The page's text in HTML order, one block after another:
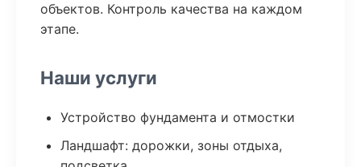
объектов. Контроль качества на каждом
этапе.
Наши услуги
Устройство фундамента и отмостки
Ландшафт: дорожки, зоны отдыха,